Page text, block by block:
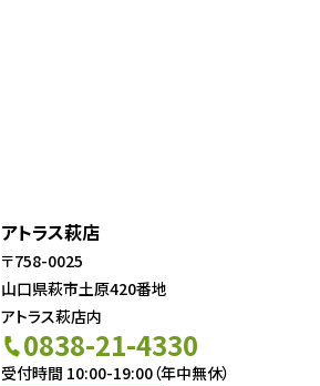
アトラス萩店
〒758-0025
山口県萩市土原420番地
アトラス萩店内
0838-21-4330
受付時間 10:00-19:00（年中無休）